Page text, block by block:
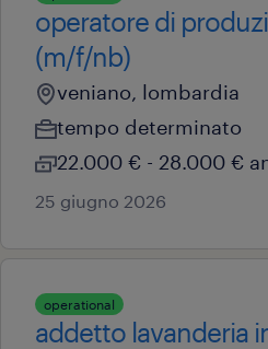
operatore di
(m/f/nb)
veniano, lombardia
tempo determinato
22.000 € - 28.000 €
25 giugno 2026
operational
addetto lavanderia